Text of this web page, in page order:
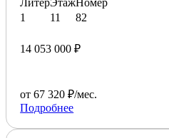
1
11
82
14 053 000 ₽
от 67 320 ₽/мес.
Подробнее